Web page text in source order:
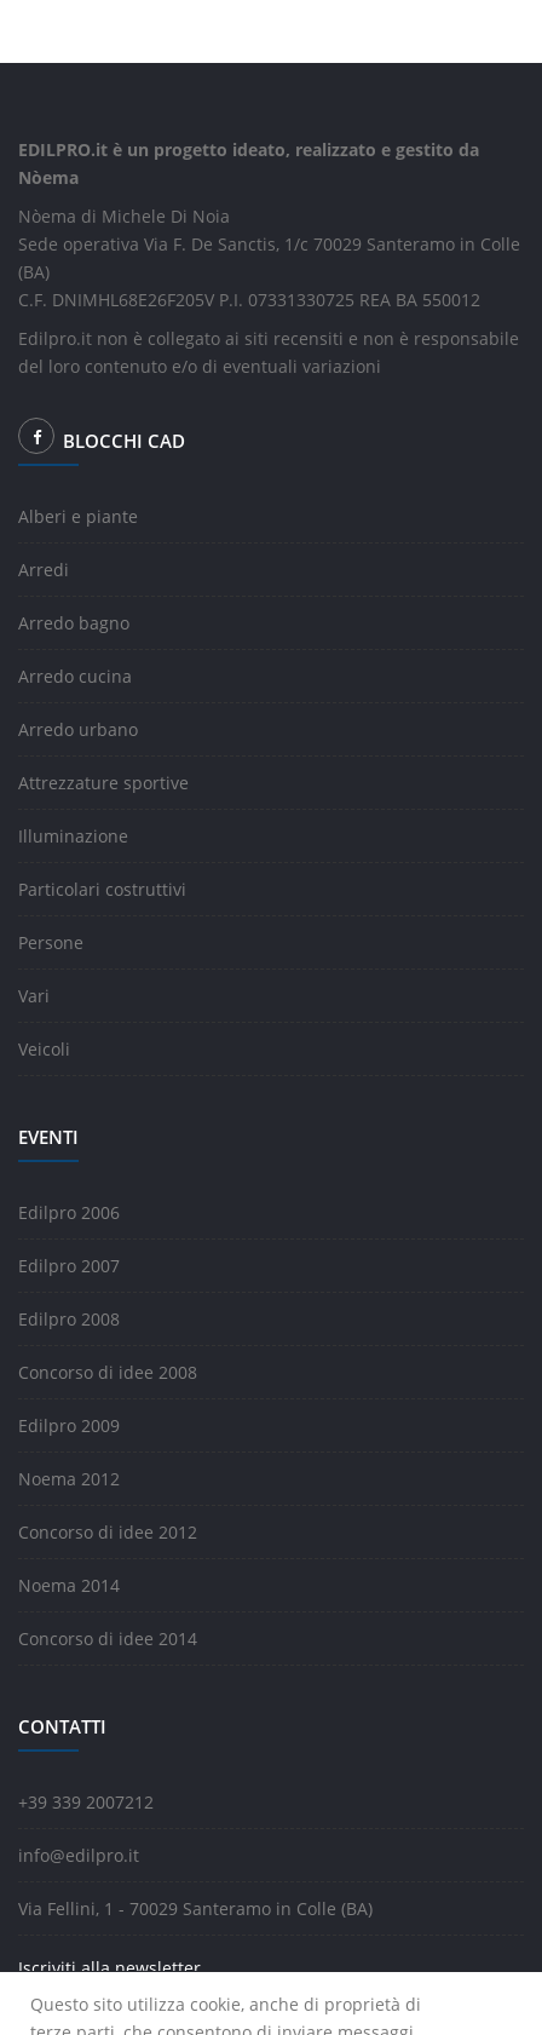
Questo sito utilizza cookie, anche di proprietà di
EDILPRO.it è un progetto ideato, realizzato e gestito da
Nòema
Nòema di Michele Di Noia
Sede operativa Via F. De Sanctis, 1/c 70029 Santeramo in Colle
(BA)
C.F. DNIMHL68E26F205V P.I. 07331330725 REA BA 550012
Edilpro.it non è collegato ai siti recensiti e non è responsabile
del loro contenuto e/o di eventuali variazioni
BLOCCHI CAD
Alberi e piante
Arredi
Arredo bagno
Arredo cucina
Arredo urbano
Attrezzature sportive
Illuminazione
Particolari costruttivi
Persone
Vari
Veicoli
EVENTI
Edilpro 2006
Edilpro 2007
Edilpro 2008
Concorso di idee 2008
Edilpro 2009
Noema 2012
Concorso di idee 2012
Noema 2014
Concorso di idee 2014
CONTATTI
+39 339 2007212
info@edilpro.it
Via Fellini, 1 - 70029 Santeramo in Colle (BA)
Iscriviti alla newsletter